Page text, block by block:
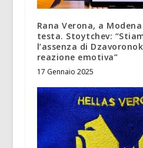
Rana Verona, a
testa. Stoytchev:
l’assenza di
reazione emotiva”
17 Gennaio 2025